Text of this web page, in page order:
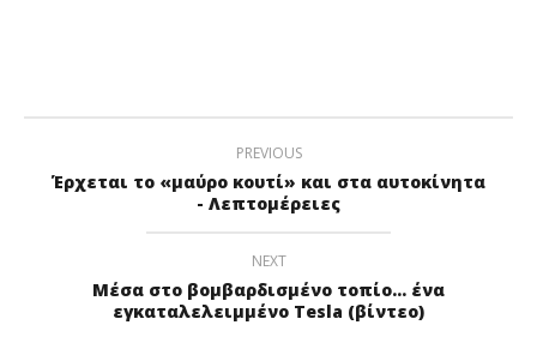
PREVIOUS
Έρχεται το «μαύρο κουτί» και στα αυτοκίνητα
- Λεπτομέρειες
NEXT
Μέσα στο βομβαρδισμένο τοπίο... ένα
εγκαταλελειμμένο Tesla (βίντεο)